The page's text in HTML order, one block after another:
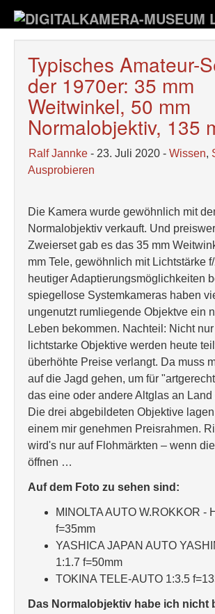
Hauptinhalt
springen
Typisches Amateur-
der 1970er: 35 mm
Weitwinkel, 50 mm
Normalobjektiv, 135
Ralf Jannke - 23. Juli 2020 - Wissen,
Ausprobieren
Die Kamera wurde gewöhnlich mit
Normalobjektiv verkauft. Und
Zweierset gab es das 35 mm
mm Tele, gewöhnlich mit Lichtstärke
heutiger Adaptierungsmöglichkeiten
spiegellose Systemkameras haben
ungenutzt rumliegende Objektve ein
Leben bekommen. Nachteil: Nicht
lichtstarke Objektive werden heute
überhöhte Preise verlangt. Da muss
auf die Jagd gehen, um für
das eine oder andere Altglas an Land
Die drei abgebildeten Objektive
einem mir genehmen Preisrahmen.
wird's nur auf Flohmärkten – wenn
öffnen …
Auf dem Foto zu sehen sind:
MINOLTA AUTO W.ROKKOR -
f=35mm
YASHICA JAPAN AUTO
1:1.7 f=50mm
TOKINA TELE-AUTO 1:3.5
Das Normalobjektiv habe ich nicht